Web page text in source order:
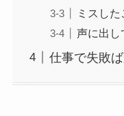
ミスし
声に出し
仕事で失敗